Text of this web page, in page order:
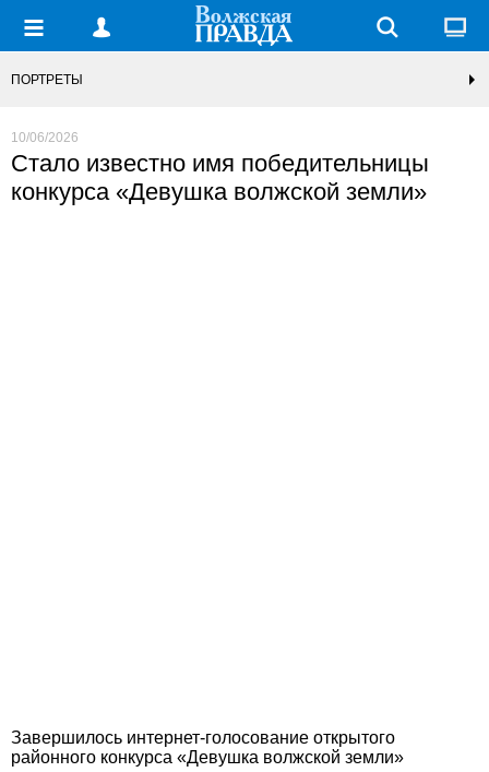
ПОРТРЕТЫ
10/06/2026
Стало известно имя победительницы
конкурса «Девушка волжской земли»
Завершилось интернет-голосование открытого
районного конкурса «Девушка волжской земли»